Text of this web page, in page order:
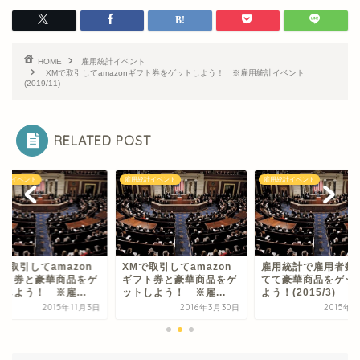
HOME
雇用統計イベント
XMで取引してamazonギフト券をゲットしよう！ ※雇用統計イベント
(2019/11)
RELATED POST
計イベント
取引してamazon
ト券と豪華商品をゲ
しよう！ ※雇...
2015年11月3日
雇用統計イベント
XMで取引してamazon
ギフト券と豪華商品をゲ
ットしよう！ ※雇...
2016年3月30日
雇用統計イベント
雇用統計で雇用者数
てて豪華商品をゲッ
よう！(2015/3)
2015年3